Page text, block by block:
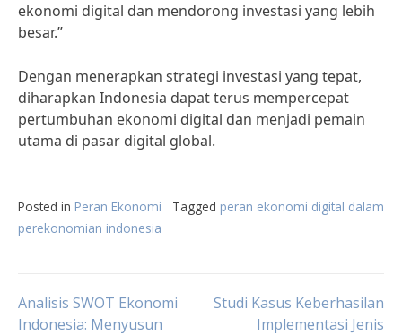
ekonomi digital dan mendorong investasi yang lebih
besar.”
Dengan menerapkan strategi investasi yang tepat,
diharapkan Indonesia dapat terus mempercepat
pertumbuhan ekonomi digital dan menjadi pemain
utama di pasar digital global.
Posted in Peran Ekonomi Tagged peran ekonomi digital dalam
perekonomian indonesia
Post
Analisis SWOT Ekonomi
Indonesia: Menyusun
Studi Kasus Keberhasilan
Implementasi Jenis